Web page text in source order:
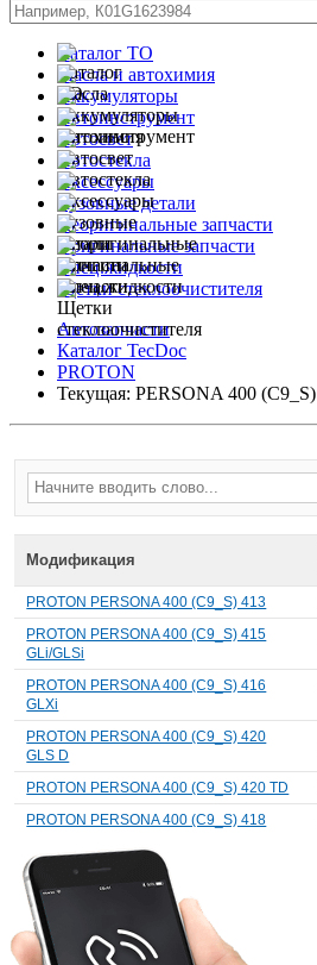
Каталог ТО
Масла и автохимия
Аккумуляторы
Автоинструмент
Автосвет
Автостекла
Аксессуары
Кузовные детали
Неоригинальные запчасти
Оригинальные запчасти
Спец.жидкости
Щетки стеклоочистителя
Автозапчасти
Каталог TecDoc
PROTON
Текущая: PERSONA 400 (C9_S)
Модификация
PROTON PERSONA 400 (C9_S) 413
PROTON PERSONA 400 (C9_S) 415
GLi/GLSi
PROTON PERSONA 400 (C9_S) 416
GLXi
PROTON PERSONA 400 (C9_S) 420
GLS D
PROTON PERSONA 400 (C9_S) 420 TD
PROTON PERSONA 400 (C9_S) 418